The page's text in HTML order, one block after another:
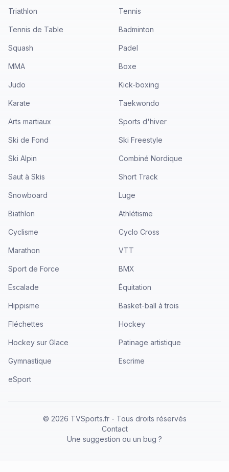
Triathlon Tennis
Tennis de Table Badminton
Squash Padel
MMA Boxe
Judo Kick-boxing
Karate Taekwondo
Arts martiaux Sports d'hiver
Ski de Fond Ski Freestyle
Ski Alpin Combiné Nordique
Saut à Skis Short Track
Snowboard Luge
Biathlon Athlétisme
Cyclisme Cyclo Cross
Marathon VTT
Sport de Force BMX
Escalade Équitation
Hippisme Basket-ball à trois
Fléchettes Hockey
Hockey sur Glace Patinage artistique
Gymnastique Escrime
eSport
© 2026 TVSports.fr - Tous droits réservés
Contact
Une suggestion ou un bug ?